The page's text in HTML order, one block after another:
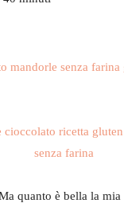
quanto è bella la mia